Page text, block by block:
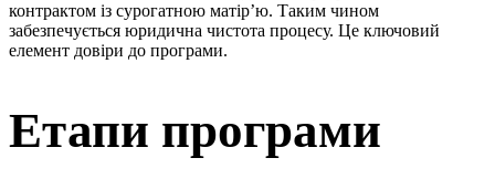
контрактом із сурогатною матір’ю. Таким чином
забезпечується юридична чистота процесу. Це ключовий
елемент довіри до програми.
Етапи програми